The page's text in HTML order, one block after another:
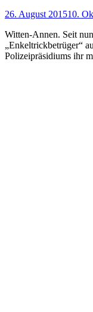
26. August 201510.
Witten-Annen. Seit
„Enkeltrickbetrüger“
Polizeipräsidiums ihr